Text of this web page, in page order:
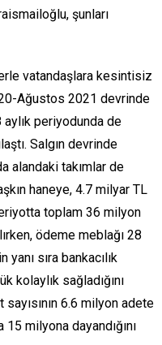
şunları
vatandaşlara kesintisiz
Ağustos 2021 devrinde
aylık periyodunda de
Salgın devrinde
alandaki takımlar de
haneye, 4.7 milyar TL
toplam 36 milyon
ödeme meblağı 28
sıra bankacılık
kolaylık sağladığını
6.6 milyon adete
15 milyona dayandığını